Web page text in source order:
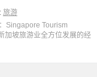
旅游
Singapore Tourism
加坡旅游业全方位发展的经